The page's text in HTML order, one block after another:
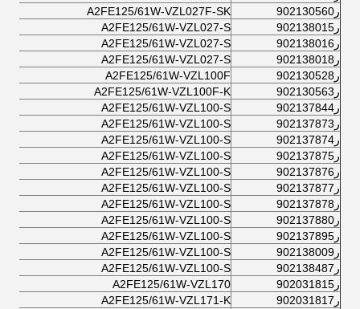
ر902130560
A2FE125/61W-VZL027F-SK
ر902138015
A2FE125/61W-VZL027-S
ر902138016
A2FE125/61W-VZL027-S
ر902138018
A2FE125/61W-VZL027-S
ر902130528
A2FE125/61W-VZL100F
ر902130563
A2FE125/61W-VZL100F-K
ر902137844
A2FE125/61W-VZL100-S
ر902137873
A2FE125/61W-VZL100-S
ر902137874
A2FE125/61W-VZL100-S
ر902137875
A2FE125/61W-VZL100-S
ر902137876
A2FE125/61W-VZL100-S
ر902137877
A2FE125/61W-VZL100-S
ر902137878
A2FE125/61W-VZL100-S
ر902137880
A2FE125/61W-VZL100-S
ر902137895
A2FE125/61W-VZL100-S
ر902138009
A2FE125/61W-VZL100-S
ر902138487
A2FE125/61W-VZL100-S
ر902031815
A2FE125/61W-VZL170
ر902031817
A2FE125/61W-VZL171-K